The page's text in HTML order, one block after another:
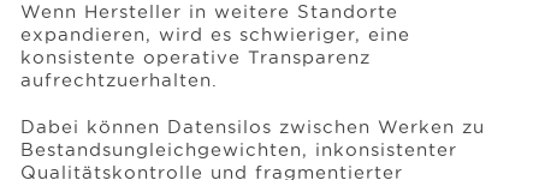
Wenn Hersteller in weitere Standorte
expandieren, wird es schwieriger, eine
konsistente operative Transparenz
aufrechtzuerhalten.
Dabei können Datensilos zwischen Werken zu
Bestandsungleichgewichten, inkonsistenter
Qualitätskontrolle und fragmentierter